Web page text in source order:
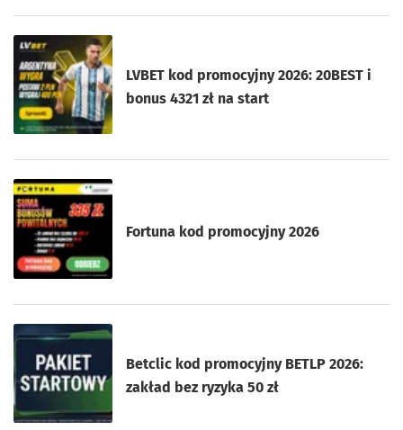
LVBET kod promocyjny 2026: 20BEST i
bonus 4321 zł na start
Fortuna kod promocyjny 2026
Betclic kod promocyjny BETLP 2026:
zakład bez ryzyka 50 zł